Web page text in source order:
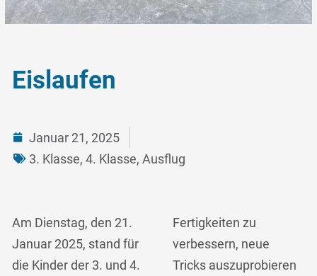
Eislaufen
Januar 21, 2025
3. Klasse,4. Klasse,Ausflug
Am Dienstag, den 21.
Januar 2025, stand für
die Kinder der 3. und 4.
Fertigkeiten zu
verbessern, neue
Tricks auszuprobieren